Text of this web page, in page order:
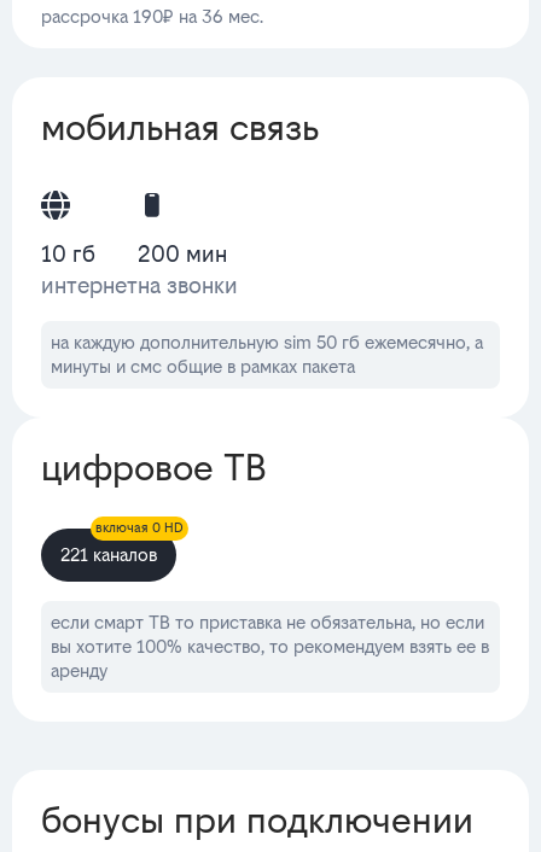
рассрочка 190₽ на 36 мес.
мобильная связь
10 гб
интернет
200 мин
на звонки
на каждую дополнительную sim 50 гб ежемесячно, а
минуты и смс общие в рамках пакета
цифровое ТВ
221 каналов
включая 0 HD
если смарт ТВ то приставка не обязательна, но если
вы хотите 100% качество, то рекомендуем взять ее в
аренду
бонусы при подключении